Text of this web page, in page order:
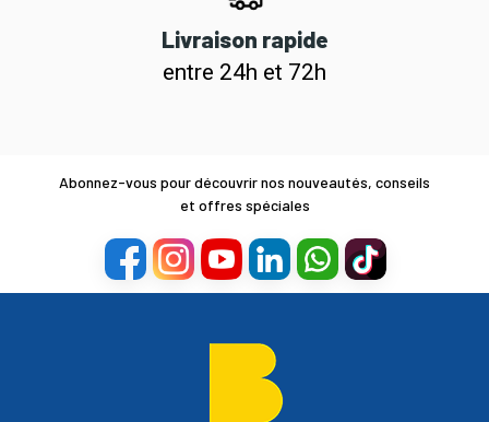
Livraison rapide
entre 24h et 72h
Abonnez-vous pour découvrir nos nouveautés, conseils
et offres spéciales